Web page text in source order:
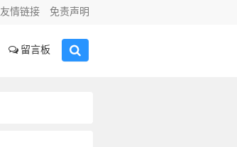
友情链接 免责声明
留言板